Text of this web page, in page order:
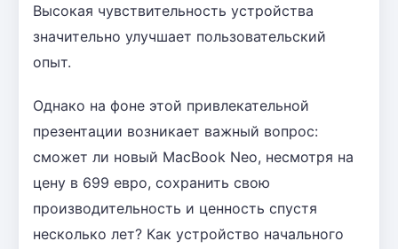
Высокая чувствительность устройства
значительно улучшает пользовательский
опыт.
Однако на фоне этой привлекательной
презентации возникает важный вопрос:
сможет ли новый MacBook Neo, несмотря на
цену в 699 евро, сохранить свою
производительность и ценность спустя
несколько лет? Как устройство начального